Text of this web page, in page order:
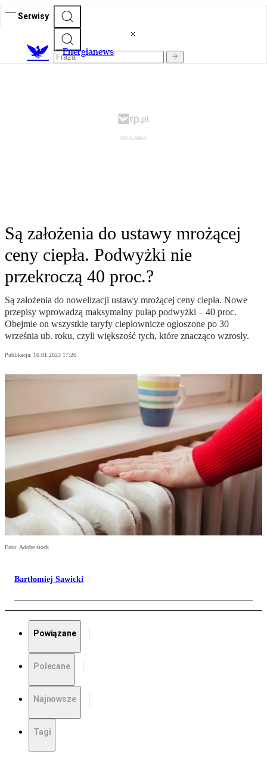
Serwisy
Energianews
Są założenia do ustawy mrożącej
ceny ciepła. Podwyżki nie
przekroczą 40 proc.?
Są założenia do nowelizacji ustawy mrożącej ceny ciepła. Nowe
przepisy wprowadzą maksymalny pułap podwyżki – 40 proc.
Obejmie on wszystkie taryfy ciepłownicze ogłoszone po 30
września ub. roku, czyli większość tych, które znacząco wzrosły.
Publikacja: 16.01.2023 17:26
Foto: Adobe stock
Bartłomiej Sawicki
Powiązane
Polecane
Najnowsze
Tagi